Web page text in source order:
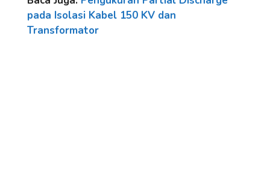
pada Isolasi Kabel 150 KV dan
Transformator